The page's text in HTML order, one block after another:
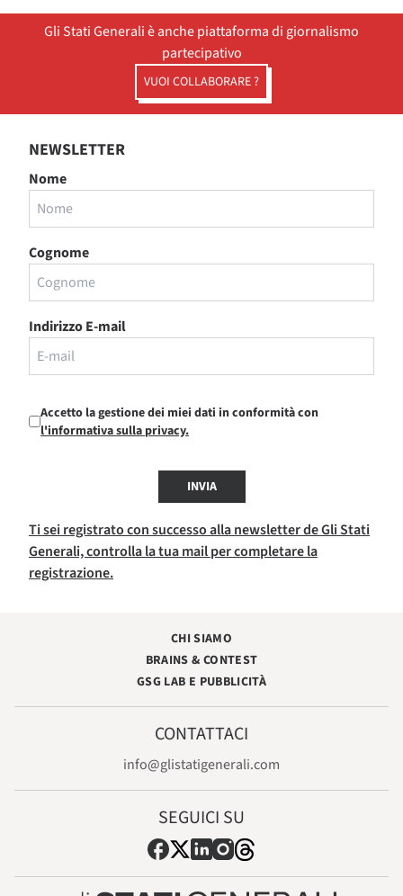
Gli Stati Generali è anche piattaforma di giornalismo
partecipativo
VUOI COLLABORARE ?
NEWSLETTER
Nome
Cognome
Indirizzo E-mail
Accetto la gestione dei miei dati in conformità con
l'informativa sulla privacy.
INVIA
Ti sei registrato con successo alla newsletter de Gli Stati
Generali, controlla la tua mail per completare la
registrazione.
CHI SIAMO
BRAINS & CONTEST
GSG LAB E PUBBLICITÀ
CONTATTACI
info@glistatigenerali.com
SEGUICI SU